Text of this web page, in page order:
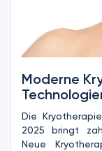
Moderne
Die
2025 bringt
Neue